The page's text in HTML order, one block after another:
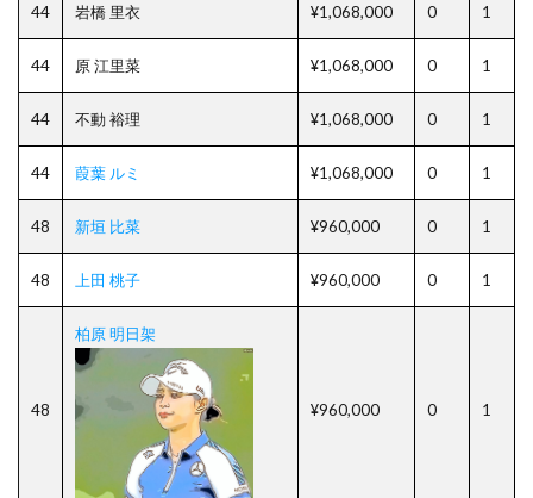
44 岩橋 里衣 ¥1,068,000 0 1
44 原 江里菜 ¥1,068,000 0 1
44 不動 裕理 ¥1,068,000 0 1
44 葭葉 ルミ ¥1,068,000 0 1
48 新垣 比菜 ¥960,000 0 1
48 上田 桃子 ¥960,000 0 1
48
柏原 明日架
¥960,000 0 1